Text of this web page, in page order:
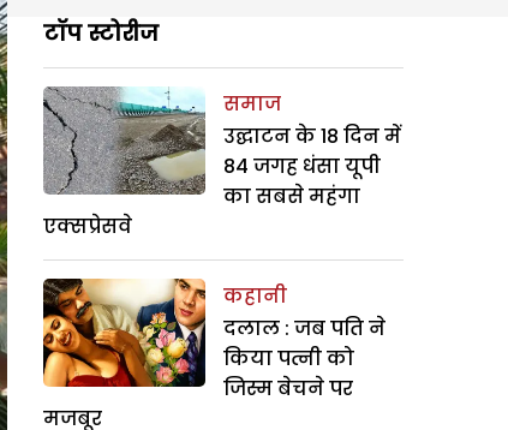
टॉप स्टोरीज
समाज
उद्घाटन के 18 दिन में
84 जगह धंसा यूपी
का सबसे महंगा
एक्सप्रेसवे
कहानी
दलाल : जब पति ने
किया पत्नी को
जिस्म बेचने पर
मजबूर